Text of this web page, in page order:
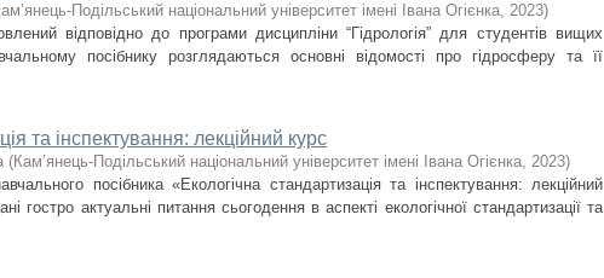
Подільський національний університет імені Івана Огієнка, 2023)
відповідно до програми дисципліни “Гідрологія” для студентів вищих
посібнику розглядаються основні відомості про гідросферу та її
та інспектування: лекційний курс
(Кам’янець-Подільський національний університет імені Івана Огієнка, 2023)
посібника «Екологічна стандартизація та інспектування: лекційний
гостро актуальні питання сьогодення в аспекті екологічної стандартизації та